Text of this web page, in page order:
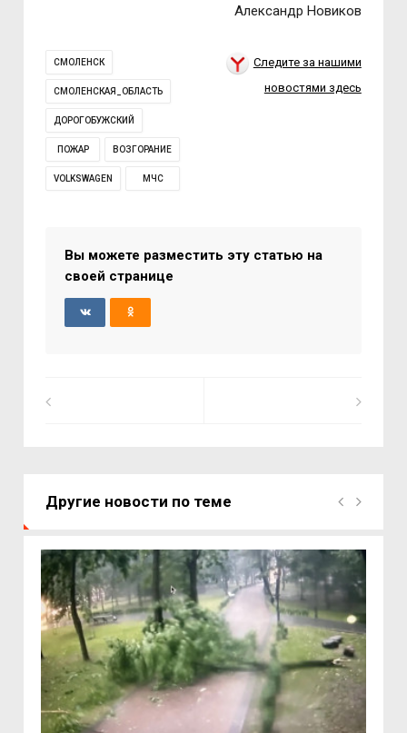
Александр Новиков
СМОЛЕНСК
СМОЛЕНСКАЯ_ОБЛАСТЬ
ДОРОГОБУЖСКИЙ
ПОЖАР ВОЗГОРАНИЕ
VOLKSWAGEN МЧС
Следите за нашими
новостями здесь
Вы можете разместить эту статью на
своей странице
Другие новости по теме